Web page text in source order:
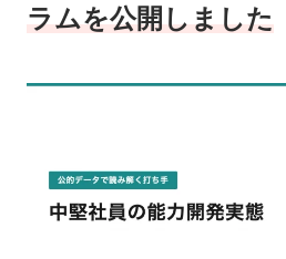
ラムを公開しました